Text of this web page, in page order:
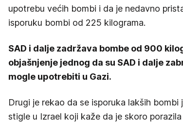
upotrebu većih bombi i da je nedavno
isporuku bombi od 225 kilograma.
SAD i dalje zadržava bombe od 900
objašnjenje jednog da su SAD i dalje
mogle upotrebiti u Gazi.
Drugi je rekao da se isporuka lakših
stigle u Izrael koji kaže da je skoro